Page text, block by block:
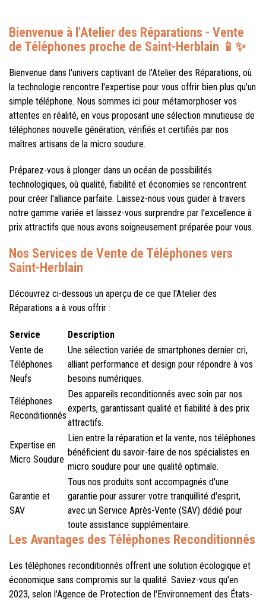
Bienvenue à l'Atelier des Réparations - Vente
de Téléphones proche de Saint-Herblain 📱✨
Bienvenue dans l'univers captivant de l'Atelier des Réparations, où
la technologie rencontre l'expertise pour vous offrir bien plus qu'un
simple téléphone. Nous sommes ici pour métamorphoser vos
attentes en réalité, en vous proposant une sélection minutieuse de
téléphones nouvelle génération, vérifiés et certifiés par nos
maîtres artisans de la micro soudure.
Préparez-vous à plonger dans un océan de possibilités
technologiques, où qualité, fiabilité et économies se rencontrent
pour créer l'alliance parfaite. Laissez-nous vous guider à travers
notre gamme variée et laissez-vous surprendre par l'excellence à
prix attractifs que nous avons soigneusement préparée pour vous.
Nos Services de Vente de Téléphones vers
Saint-Herblain
Découvrez ci-dessous un aperçu de ce que l'Atelier des
Réparations a à vous offrir :
Service
Description
Vente de
Téléphones
Neufs
Une sélection variée de smartphones dernier cri,
alliant performance et design pour répondre à vos
besoins numériques.
Téléphones
Reconditionnés
Des appareils reconditionnés avec soin par nos
experts, garantissant qualité et fiabilité à des prix
attractifs.
Expertise en
Micro Soudure
Lien entre la réparation et la vente, nos téléphones
bénéficient du savoir-faire de nos spécialistes en
micro soudure pour une qualité optimale.
Garantie et
SAV
Tous nos produits sont accompagnés d'une
garantie pour assurer votre tranquillité d'esprit,
avec un Service Après-Vente (SAV) dédié pour
toute assistance supplémentaire.
Les Avantages des Téléphones Reconditionnés
Les téléphones reconditionnés offrent une solution écologique et
économique sans compromis sur la qualité. Saviez-vous qu'en
2023, selon l'Agence de Protection de l'Environnement des États-